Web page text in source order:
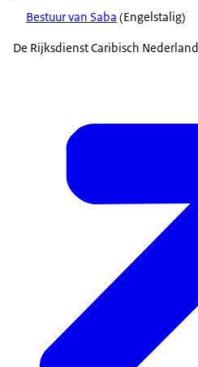
Bestuur van Saba (Engelstalig)
De Rijksdienst Caribisch Nederland